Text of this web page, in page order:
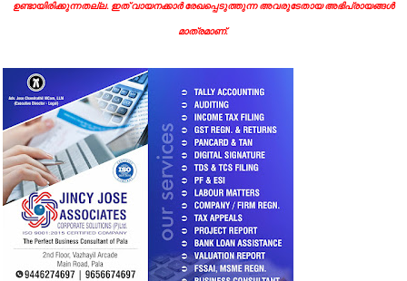
ഉണ്ടായിരിക്കുന്നതല്ല. ഇത് വായനക്കാർ രേഖപ്പെടുത്തുന്ന അവരുടേതായ അഭിപ്രായങ്ങൾ
മാത്രമാണ്.